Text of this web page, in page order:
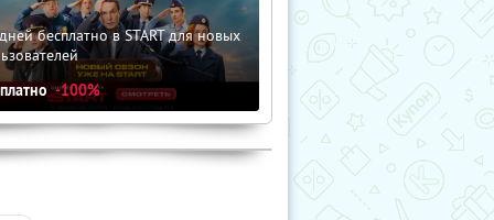
бесплатно в START для новых
-100%